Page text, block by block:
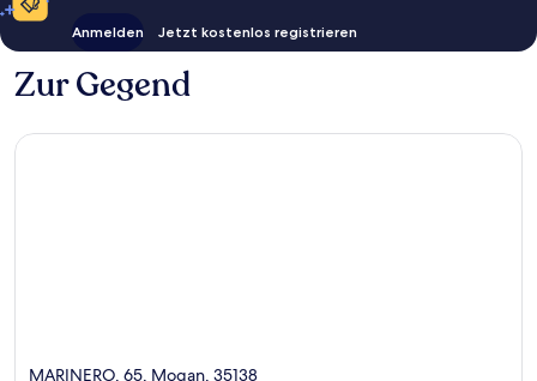
Anmelden Jetzt kostenlos registrieren
Zur Gegend
MARINERO, 65, Mogan, 35138